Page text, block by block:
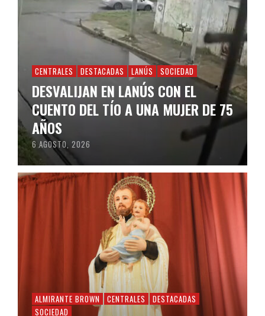
CENTRALES DESTACADAS LANÚS SOCIEDAD
DESVALIJAN EN LANÚS CON EL
CUENTO DEL TÍO A UNA MUJER DE 75
AÑOS
6 AGOSTO, 2026
ALMIRANTE BROWN CENTRALES
DESTACADAS
SOCIEDAD